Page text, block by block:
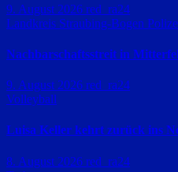
9. August 2026 red_ra24
Landkreis Straubing-Bogen
Nachbarschaftsstreit in
9. August 2026 red_ra24
Volleyball
Luisa Keller kehrt zurück ins
8. August 2026 red_ra24